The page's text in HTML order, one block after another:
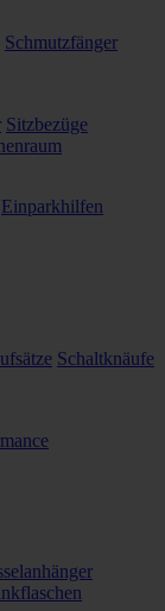
Schmutzfänger
Sitzbezüge
Einparkhilfen
Schaltknäufe